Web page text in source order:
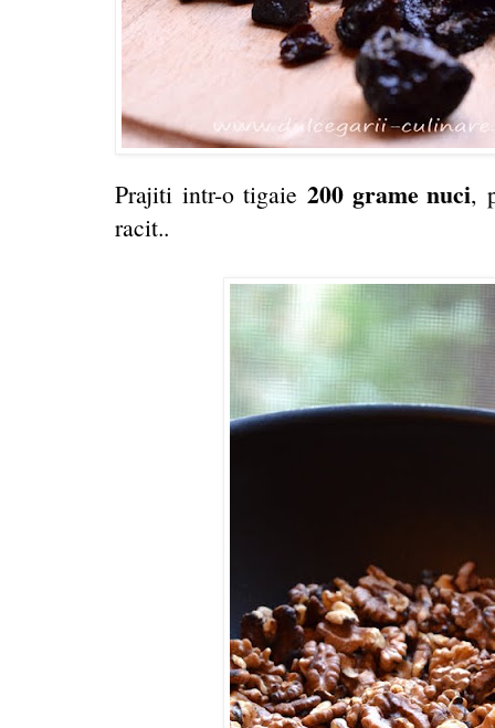
Prajiti intr-o tigaie200 grame nuci,
racit..